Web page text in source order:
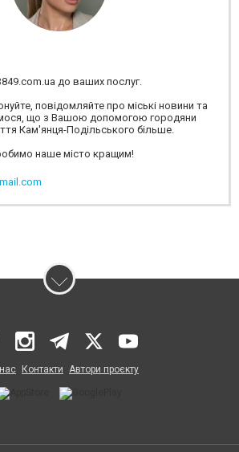
до ваших послуг.
повідомляйте про міські новини та
що з Вашою допомогою городяни
Кам'янця-Подільського більше.
наше місто кращим!
Контакти Автори проєкту